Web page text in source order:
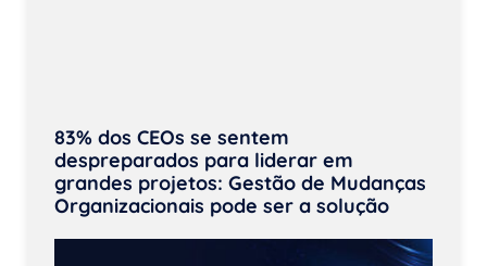
83% dos CEOs se sentem
despreparados para liderar em
grandes projetos: Gestão de Mudanças
Organizacionais pode ser a solução